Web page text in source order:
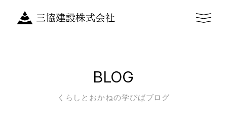
BLOG
くらしとおかねの学びばブログ